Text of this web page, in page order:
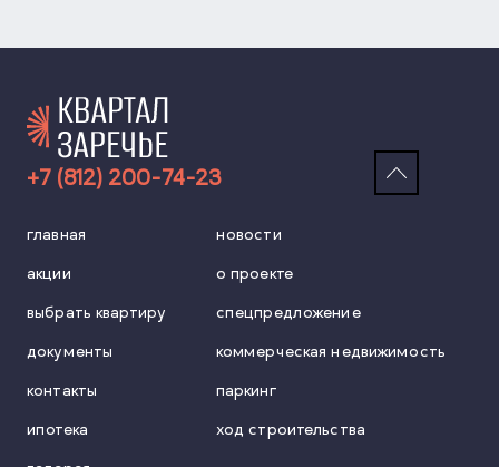
+7 (812) 200-74-23
главная новости
акции о проекте
выбрать квартиру спецпредложение
документы коммерческая недвижимость
контакты паркинг
ипотека ход строительства